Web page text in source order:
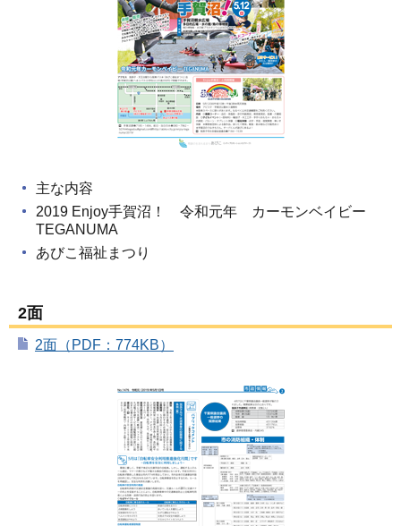
主な内容
2019 Enjoy手賀沼！ 令和元年 カーモンベイビー
TEGANUMA
あびこ福祉まつり
2面
2面（PDF：774KB）